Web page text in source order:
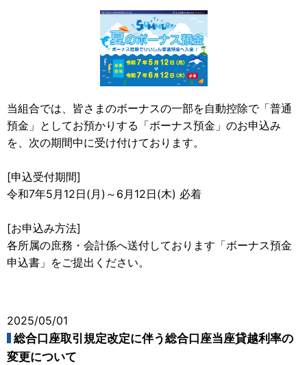
当組合では、皆さまのボーナスの一部を自動控除で「普通
預金」としてお預かりする「ボーナス預金」のお申込み
を、次の期間中に受け付けております。
[申込受付期間]
令和7年5月12日(月)～6月12日(木) 必着
[お申込み方法]
各所属の庶務・会計係へ送付しております「ボーナス預金
申込書」をご提出ください。
2025/05/01
総合口座取引規定改定に伴う総合口座当座貸越利率の
変更について